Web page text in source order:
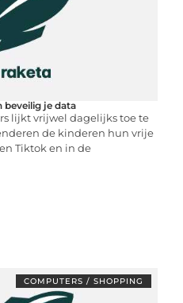
beveilig je data
lijkt vrijwel dagelijks toe te
de kinderen hun vrije
Tiktok en in de
COMPUTERS / SHOPPING